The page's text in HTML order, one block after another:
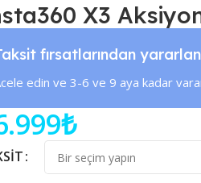
X3
fırsatlarından
edin ve 3-6 ve 9 aya kadar
₺